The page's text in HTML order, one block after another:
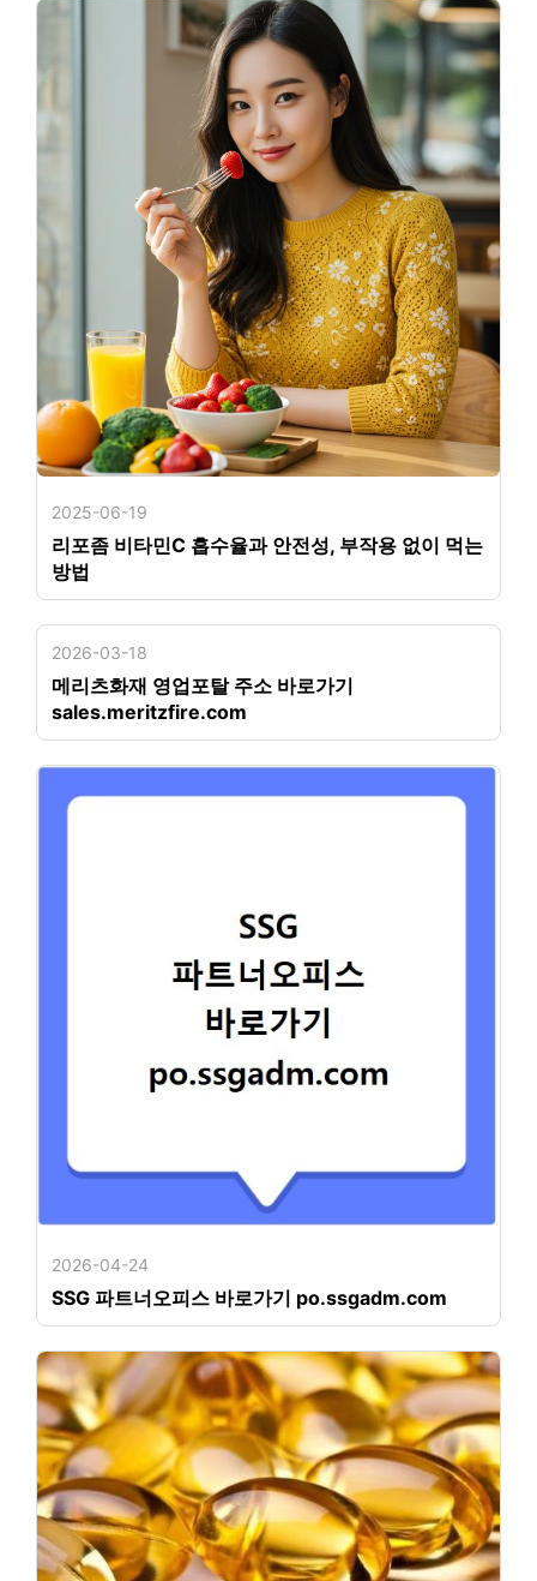
2025-06-19
리포좀 비타민C 흡수율과 안전성, 부작용 없이 먹는
방법
2026-03-18
메리츠화재 영업포탈 주소 바로가기
sales.meritzfire.com
2026-04-24
SSG 파트너오피스 바로가기 po.ssgadm.com